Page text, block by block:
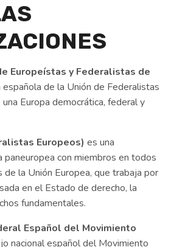
Europeístas y Federalistas de
española de la Unión de Federalistas
Europa democrática, federal y
Europeos) es una
paneuropea con miembros en todos
la Unión Europea, que trabaja por
en el Estado de derecho, la
fundamentales.
Español del Movimiento
nacional español del Movimiento